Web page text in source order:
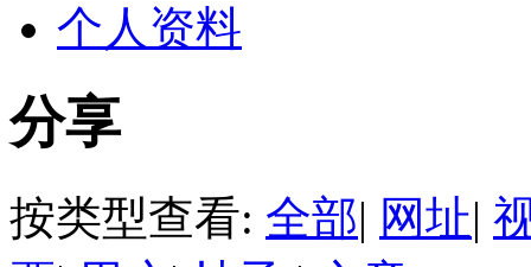
个人资料
分享
按类型查看: 全部| 网址|